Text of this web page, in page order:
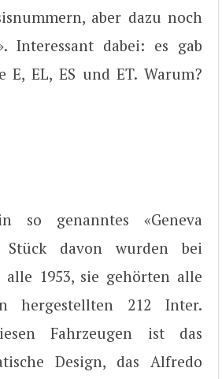
aber dazu noch
Interessant dabei: es gab
E, EL, ES und ET. Warum?
so genanntes «Geneva
Stück davon wurden bei
alle 1953, sie gehörten alle
hergestellten 212 Inter.
Fahrzeugen ist das
Design, das Alfredo